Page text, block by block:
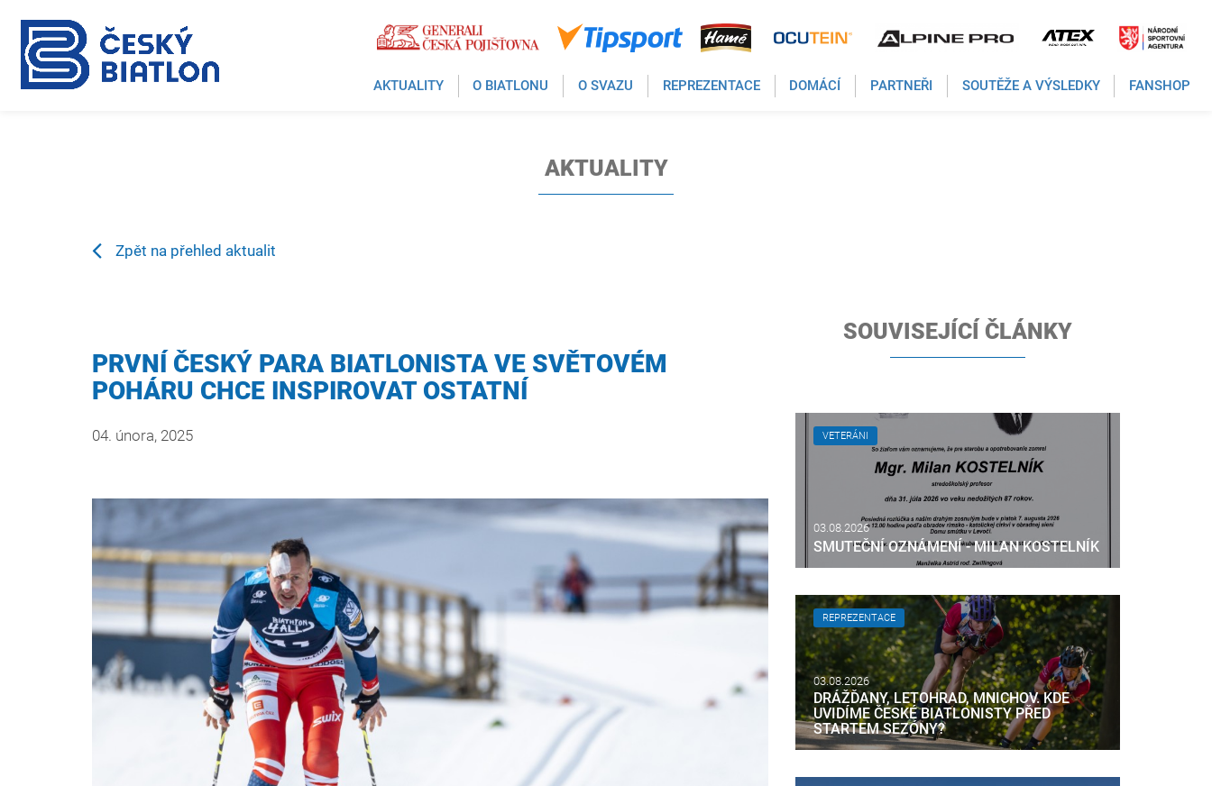
AKTUALITY O BIATLONU O SVAZU REPREZENTACE DOMÁCÍ PARTNEŘI SOUTĚŽE A VÝSLEDKY FANSHOP
AKTUALITY
Zpět na přehled aktualit
PRVNÍ ČESKÝ PARA BIATLONISTA VE SVĚTOVÉM
POHÁRU CHCE INSPIROVAT OSTATNÍ
04. února, 2025
SOUVISEJÍCÍ ČLÁNKY
03.08.2026
SMUTEČNÍ OZNÁMENÍ - MILAN KOSTELNÍK
VETERÁNI
03.08.2026
DRÁŽĎANY, LETOHRAD, MNICHOV. KDE
UVIDÍME ČESKÉ BIATLONISTY PŘED
STARTEM SEZÓNY?
REPREZENTACE